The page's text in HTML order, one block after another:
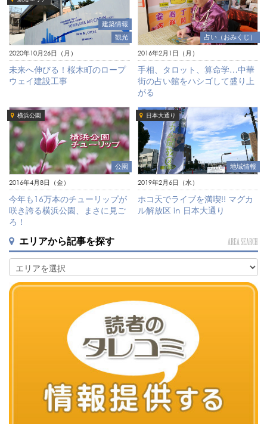
建築情報
観光
2020年10月26日（月）
未来へ伸びる！桜木町のロープ
ウェイ建設工事
占い（おみくじ）
2016年2月1日（月）
手相、タロット、算命学…中華
街の占い館をハシゴして盛り上
がる
横浜公園
公園
2016年4月8日（金）
今年も16万本のチューリップが
咲き誇る横浜公園、まさに見ご
ろ！
日本大通り
地域情報
2019年2月6日（水）
ホコ天でライブを満喫!! マグカ
ル解放区 in 日本大通り
エリアから記事を探す AREA SEARCH